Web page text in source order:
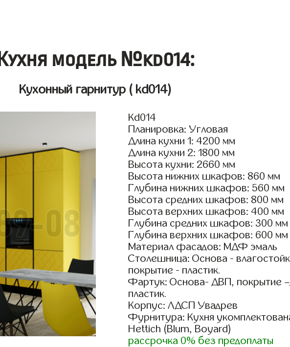
Кухня модель №kd014:
Кухонный гарнитур ( kd014)
Kd014
Планировка: Угловая
Длина кухни 1: 4200 мм
Длина кухни 2: 1800 мм
Высота кухни: 2660 мм
Высота нижних шкафов: 860 мм
Глубина нижних шкафов: 560 мм
Высота средних шкафов: 800 мм
Высота верхних шкафов: 400 мм
Глубина средних шкафов: 300 мм
Глубина верхних шкафов: 600 мм
Материал фасадов: МДФ эмаль
Столешница: Основа -
покрытие - пластик.
Фартук: Основа- ДВП, покрытие
пластик.
Корпус: ЛДСП Увадрев
Фурнитура: Кухня
Hettich (Blum, Boyard)
рассрочка 0% без предоплаты